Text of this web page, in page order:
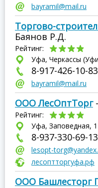
bayramil@mail.ru
Торгово-
Баянов Р.Д.
Рейтинг:
Уфа, Черкассы
8-917-426-10-
bayramil@mail.ru
ООО ЛесОптТорг
Рейтинг:
Уфа, Заповедная, 1
8-937-330-69-
lesopt-
лесоптторгуфа.рф
ООО Башлесторг